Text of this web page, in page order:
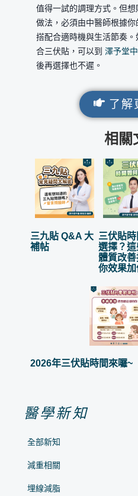
醫學新知
全部新知
減重相關
埋線減脂
值得一試的調理方式。但
做法，必須由中醫師根據你
搭配合適時機與生活節奏
合三伏貼，可以到澤予堂
後再選擇也不遲。
了解
相關
三九貼 Q&A 大
補帖
三伏貼
選擇？
體質改
你效果加
2026年三伏貼時間來囉~